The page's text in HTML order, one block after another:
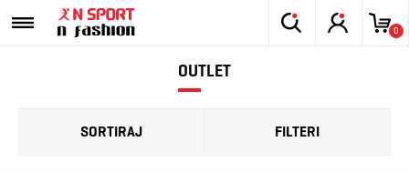
0
OUTLET
SORTIRAJ FILTERI